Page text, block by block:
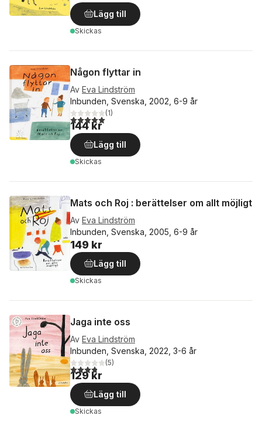
Lägg till
Skickas
Någon flyttar in
Av Eva Lindström
Inbunden, Svenska, 2002, 6-9 år
5,0utav 5 stjärnor. Totalt antal röster:
(1)
144 kr
Lägg till
Skickas
Mats och Roj : berättelser om allt möjligt
Av Eva Lindström
Inbunden, Svenska, 2005, 6-9 år
149 kr
Lägg till
Skickas
Jaga inte oss
Av Eva Lindström
Inbunden, Svenska, 2022, 3-6 år
3,8utav 5 stjärnor. Totalt antal röster:
(5)
129 kr
Lägg till
Skickas